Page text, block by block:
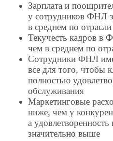
Зарплата и
у сотрудников ФНЛ
в среднем по отрасли
Текучесть кадров в
чем в среднем по
Сотрудники ФНЛ
все для того, чтобы
полностью
обслуживания
Маркетинговые
ниже, чем у
а
значительно выше